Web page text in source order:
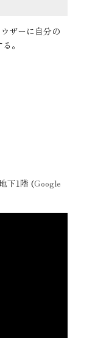
ザーに自分の
。
下1階 (Google